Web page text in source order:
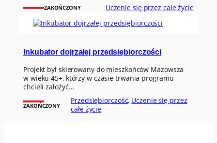
ZAKOŃCZONY Uczenie się przez całe życie
Inkubator dojrzałej przedsiębiorczości
Projekt był skierowany do mieszkańców Mazowsza
w wieku 45+, którzy w czasie trwania programu
chcieli założyć…
ZAKOŃCZONY
Przedsiębiorczość, Uczenie się przez
całe życie